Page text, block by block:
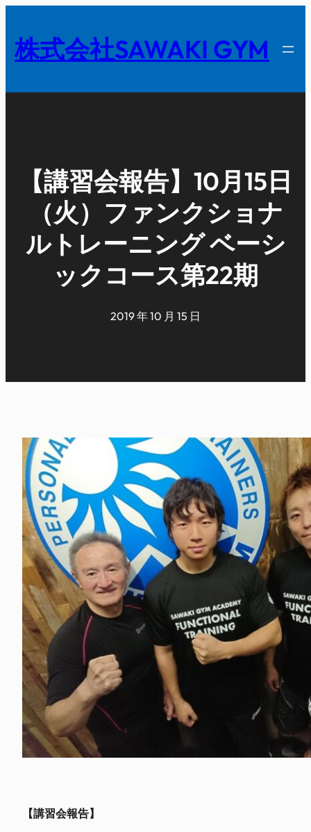
を
キ
株式会社SAWAKI GYM
【講習会報告】10月15日
（火）ファンクショナ
ルトレーニング ベーシ
ックコース第22期
2019 年 10 月 15 日
【講習会報告】